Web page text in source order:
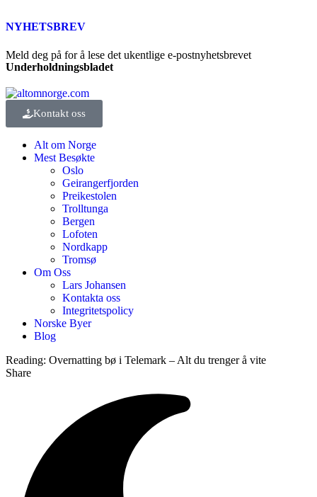
NYHETSBREV
Meld deg på for å lese det ukentlige e-postnyhetsbrevet
Underholdningsbladet
Kontakt oss
Alt om Norge
Mest Besøkte
Oslo
Geirangerfjorden
Preikestolen
Trolltunga
Bergen
Lofoten
Nordkapp
Tromsø
Om Oss
Lars Johansen
Kontakta oss
Integritetspolicy
Norske Byer
Blog
Reading: Overnatting bø i Telemark – Alt du trenger å vite
Share